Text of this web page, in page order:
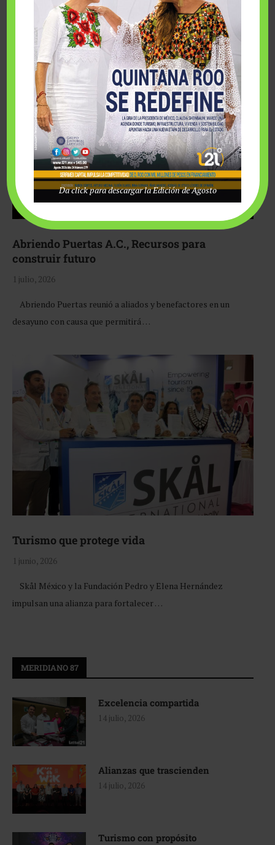
Fairmont Mayakoba y Make-A-Wish México unieron
esfuerzos para hacer realidad el deseo de una …
Abriendo Puertas A.C., Recursos para
construir futuro
1 julio, 2026
Abriendo Puertas reunió a aliados y benefactores en un
desayuno con causa que permitirá …
Turismo que protege vida
1 junio, 2026
Skål México y la Fundación Pedro y Elena Hernández
impulsan una alianza para fortalecer …
MERIDIANO 87
Excelencia compartida
14 julio, 2026
Alianzas que trascienden
14 julio, 2026
Turismo con propósito
Da click para descargar la Edición de Agosto